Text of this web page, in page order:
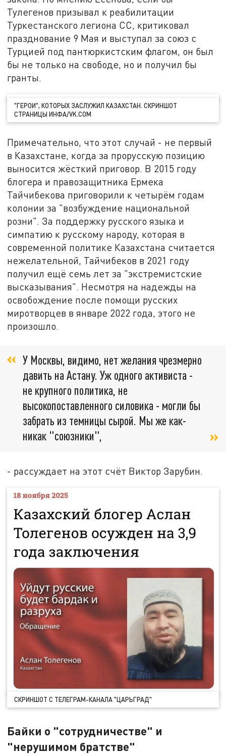
Тулегенов призывал к реабилитации
Туркестанского легиона СС, критиковал
празднование 9 Мая и выступал за союз с
Турцией под пантюркистским флагом, он был
бы не только на свободе, но и получил бы
гранты.
"ГЕРОИ", КОТОРЫХ ЗАСЛУЖИЛ КАЗАХСТАН. СКРИНШОТ
СТРАНИЦЫ ИНФА/VK.COM
Примечательно, что этот случай - не первый
в Казахстане, когда за прорусскую позицию
выносится жёсткий приговор. В 2015 году
блогера и правозащитника Ермека
Тайчибекова приговорили к четырём годам
колонии за "возбуждение национальной
розни". За поддержку русского языка и
симпатию к русскому народу, которая в
современной политике Казахстана считается
нежелательной, Тайчибеков в 2021 году
получил ещё семь лет за "экстремистские
высказывания". Несмотря на надежды на
освобождение после помощи русских
миротворцев в январе 2022 года, этого не
произошло.
У Москвы, видимо, нет желания чрезмерно
давить на Астану. Уж одного активиста -
не крупного политика, не
высокопоставленного силовика - могли бы
забрать из темницы сырой. Мы же как-
никак "союзники",
- рассуждает на этот счёт Виктор Зарубин.
СКРИНШОТ С ТЕЛЕГРАМ-КАНАЛА "ЦАРЬГРАД"
Байки о "сотрудничестве" и
"нерушимом братстве"